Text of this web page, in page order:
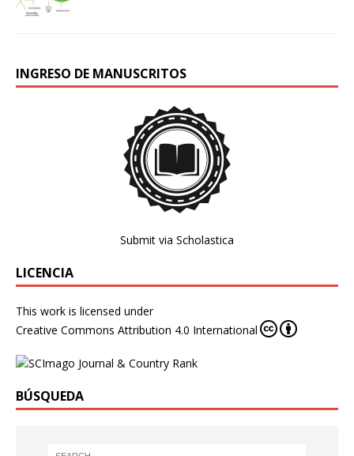
INGRESO DE MANUSCRITOS
Submit via Scholastica
LICENCIA
This work is licensed under
Creative Commons Attribution 4.0 International
BÚSQUEDA